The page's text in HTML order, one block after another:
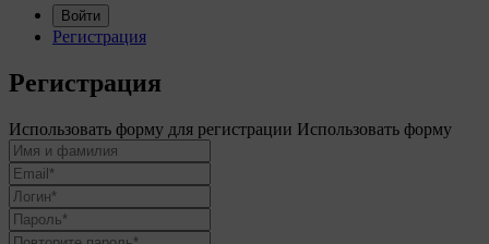
Войти
Регистрация
Регистрация
Использовать форму для регистрации Использовать форму